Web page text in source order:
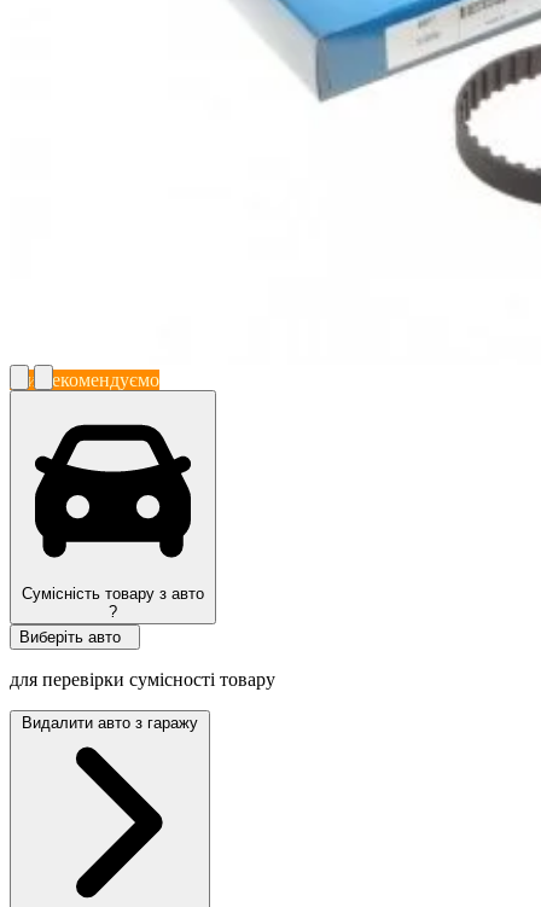
Ми рекомендуємо
Сумісність товару з авто
?
Виберіть авто
для перевірки сумісності товару
Видалити авто з гаражу